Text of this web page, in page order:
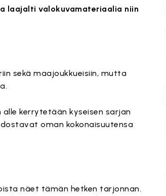
laajalti valokuvamateriaalia niin
sekä maajoukkueisiin, mutta
kerrytetään kyseisen sarjan
oman kokonaisuutensa
näet tämän hetken tarjonnan.